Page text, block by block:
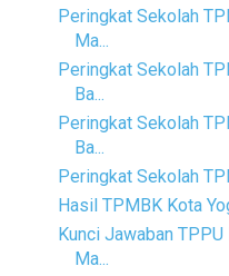
Peringkat Sekolah
Ma...
Peringkat Sekolah
Ba...
Peringkat Sekolah
Ba...
Peringkat Sekolah
Hasil TPMBK Kota
Kunci Jawaban
Ma...